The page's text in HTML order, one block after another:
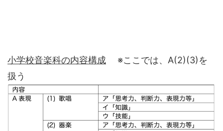
小学校音楽科の内容構成 ※ここでは、A(2)(3)を
扱う